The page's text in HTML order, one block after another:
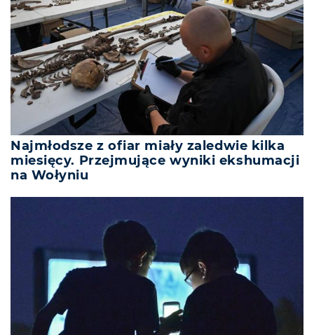
Najmłodsze z ofiar miały zaledwie kilka
miesięcy. Przejmujące wyniki ekshumacji
na Wołyniu